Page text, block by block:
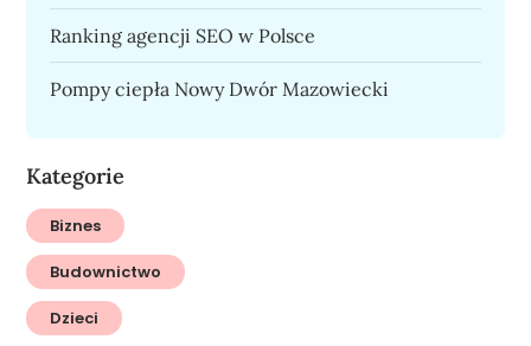
Ranking agencji SEO w Polsce
Pompy ciepła Nowy Dwór Mazowiecki
Kategorie
Biznes
Budownictwo
Dzieci